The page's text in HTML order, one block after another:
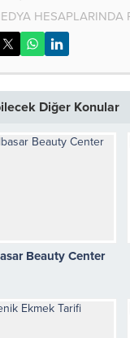
HESAPLARINDA
Diğer Konular
Beauty Center